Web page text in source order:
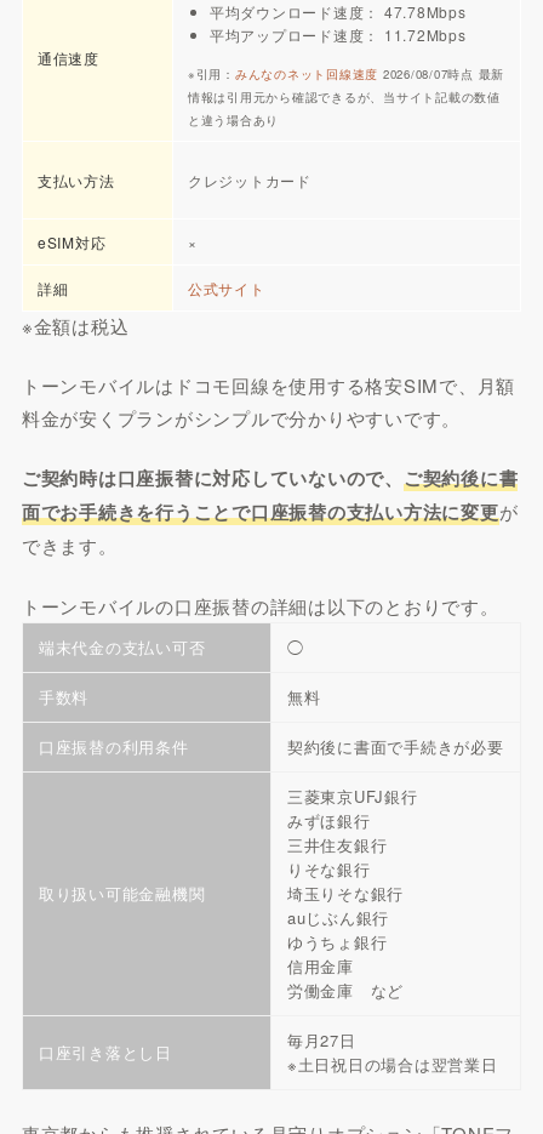
通信速度
平均ダウンロード速度： 47.78Mbps
平均アップロード速度： 11.72Mbps
※引用： みんなのネット回線速度 2026/08/07時点 最新
情報は引用元から確認できるが、当サイト記載の数値
と違う場合あり
支払い方法 クレジットカード
eSIM対応 ×
詳細 公式サイト
※金額は税込
トーンモバイルはドコモ回線を使用する格安SIMで、月額
料金が安くプランがシンプルで分かりやすいです。
ご契約時は口座振替に対応していないので、 ご契約後に書
面でお手続きを行うことで口座振替の支払い方法に変更が
できます。
トーンモバイルの口座振替の詳細は以下のとおりです。
端末代金の支払い可否 ◯
手数料 無料
口座振替の利用条件 契約後に書面で手続きが必要
取り扱い可能金融機関
三菱東京UFJ銀行
みずほ銀行
三井住友銀行
りそな銀行
埼玉りそな銀行
auじぶん銀行
ゆうちょ銀行
信用金庫
労働金庫 など
口座引き落とし日
毎月27日
※土日祝日の場合は翌営業日